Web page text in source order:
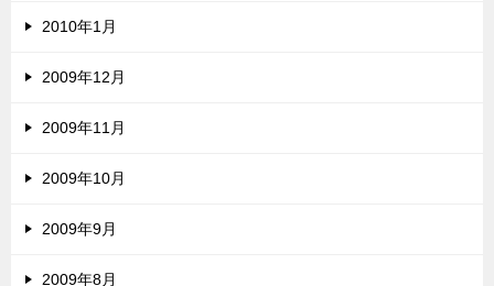
2010年1月
2009年12月
2009年11月
2009年10月
2009年9月
2009年8月